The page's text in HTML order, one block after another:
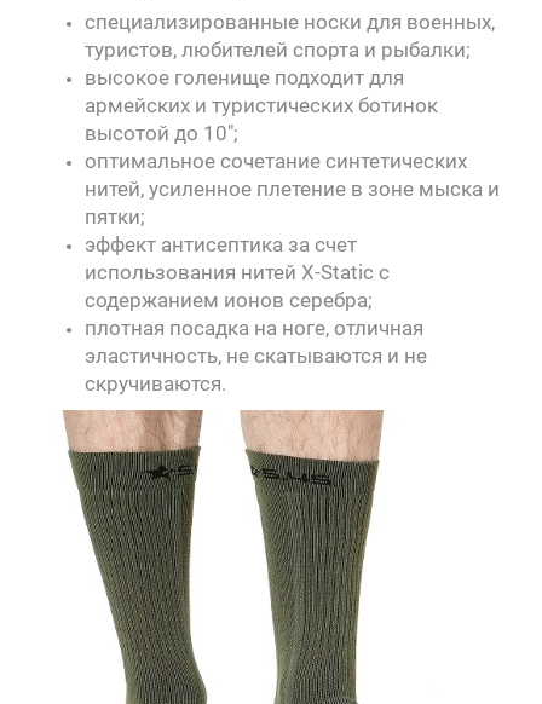
специализированные носки для военных,
туристов, любителей спорта и рыбалки;
высокое голенище подходит для
армейских и туристических ботинок
высотой до 10";
оптимальное сочетание синтетических
нитей, усиленное плетение в зоне мыска и
пятки;
эффект антисептика за счет
использования нитей X-Static с
содержанием ионов серебра;
плотная посадка на ноге, отличная
эластичность, не скатываются и не
скручиваются.